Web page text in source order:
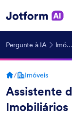
Pergunte à IA Imóveis
/ Imóveis
Assistente
Imobiliários